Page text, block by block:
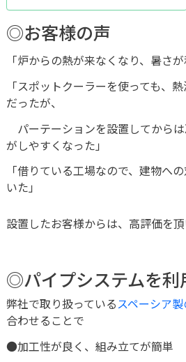
◎お客様の声
「炉からの熱が来なくなり、暑さが
「スポットクーラーを使っても、
だったが、
パーテーションを設置してから
がしやすくなった」
「借りている工場なので、建物へ
いた」
設置したお客様からは、高評価を頂
◎パイプシステムを利
弊社で取り扱っているスペーシア
合わせることで
●加工性が良く、組み立てが簡単